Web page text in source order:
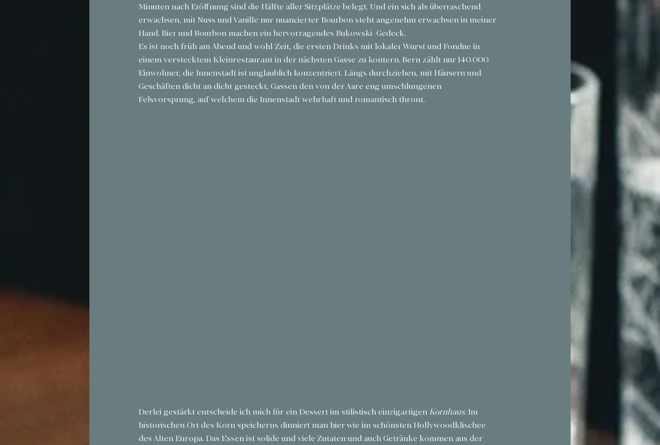
Minuten nach Eröffnung sind die Hälfte aller Sitzplätze belegt. Und ein sich als überraschend
erwachsen, mit Nuss und Vanille nur nuancierter Bourbon steht angenehm erwachsen in meiner
Hand. Bier und Bourbon machen ein hervorragendes Bukowski-Gedeck.
Es ist noch früh am Abend und wohl Zeit, die ersten Drinks mit lokaler Wurst und Fondue in
einem verstecktem Kleinrestaurant in der nächsten Gasse zu kontern. Bern zählt nur 140.000
Einwohner, die Innenstadt ist unglaublich konzentriert. Längs durchziehen, mit Häusern und
Geschäften dicht an dicht gesteckt, Gassen den von der Aare eng umschlungenen
Felsvorsprung, auf welchem die Innenstadt wehrhaft und romantisch thront.
Derlei gestärkt entscheide ich mich für ein Dessert im stilistisch einzigartigen Kornhaus. Im
historischen Ort des Korn speicherns dinniert man hier wie im schönsten Hollywoodklischee
des Alten Europa. Das Essen ist solide und viele Zutaten und auch Getränke kommen aus der